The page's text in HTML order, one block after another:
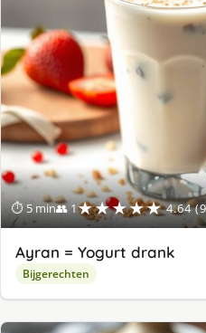
⏱ 5 min👥 1★★★★★ 4.64
Ayran = Yogurt drank
Bijgerechten